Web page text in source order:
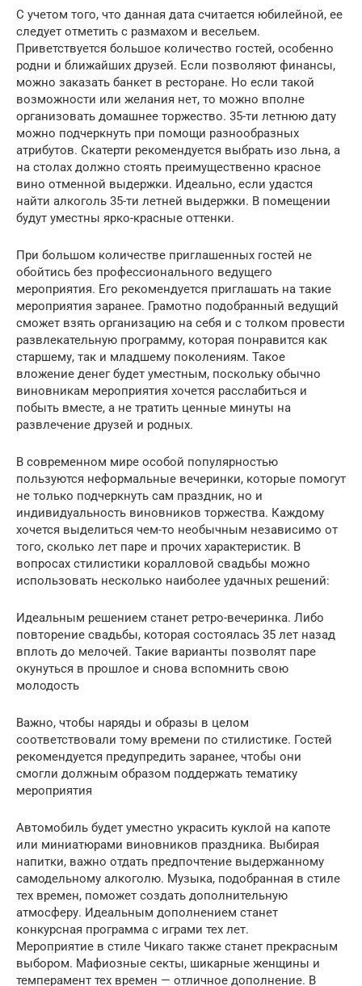
С учетом того, что данная дата считается юбилейной, ее
следует отметить с размахом и весельем.
Приветствуется большое количество гостей, особенно
родни и ближайших друзей. Если позволяют финансы,
можно заказать банкет в ресторане. Но если такой
возможности или желания нет, то можно вполне
организовать домашнее торжество. 35-ти летнюю дату
можно подчеркнуть при помощи разнообразных
атрибутов. Скатерти рекомендуется выбрать изо льна, а
на столах должно стоять преимущественно красное
вино отменной выдержки. Идеально, если удастся
найти алкоголь 35-ти летней выдержки. В помещении
будут уместны ярко-красные оттенки.
При большом количестве приглашенных гостей не
обойтись без профессионального ведущего
мероприятия. Его рекомендуется приглашать на такие
мероприятия заранее. Грамотно подобранный ведущий
сможет взять организацию на себя и с толком провести
развлекательную программу, которая понравится как
старшему, так и младшему поколениям. Такое
вложение денег будет уместным, поскольку обычно
виновникам мероприятия хочется расслабиться и
побыть вместе, а не тратить ценные минуты на
развлечение друзей и родных.
В современном мире особой популярностью
пользуются неформальные вечеринки, которые помогут
не только подчеркнуть сам праздник, но и
индивидуальность виновников торжества. Каждому
хочется выделиться чем-то необычным независимо от
того, сколько лет паре и прочих характеристик. В
вопросах стилистики коралловой свадьбы можно
использовать несколько наиболее удачных решений:
Идеальным решением станет ретро-вечеринка. Либо
повторение свадьбы, которая состоялась 35 лет назад
вплоть до мелочей. Такие варианты позволят паре
окунуться в прошлое и снова вспомнить свою
молодость
Важно, чтобы наряды и образы в целом
соответствовали тому времени по стилистике. Гостей
рекомендуется предупредить заранее, чтобы они
смогли должным образом поддержать тематику
мероприятия
Автомобиль будет уместно украсить куклой на капоте
или миниатюрами виновников праздника. Выбирая
напитки, важно отдать предпочтение выдержанному
самодельному алкоголю. Музыка, подобранная в стиле
тех времен, поможет создать дополнительную
атмосферу. Идеальным дополнением станет
конкурсная программа с играми тех лет.
Мероприятие в стиле Чикаго также станет прекрасным
выбором. Мафиозные секты, шикарные женщины и
темперамент тех времен — отличное дополнение. В